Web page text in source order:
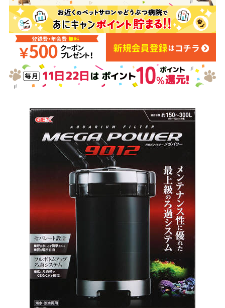
ドッグフード キャットフード
美容・ケア用品 服・おさんぽ用品
日用品（デイリー） リビング雑貨
トリマーグッズ シニアサポート
あにまるキャンパスについて
アフターサービス
商品リクエスト
お問い合わせ